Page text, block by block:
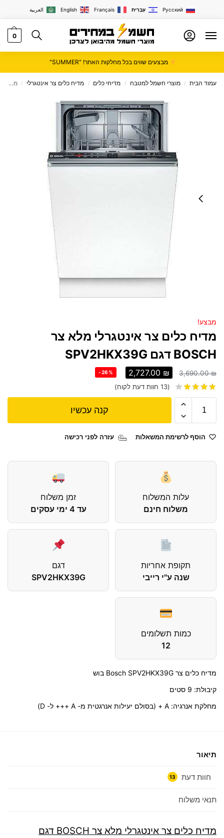
العربية English Français עִבְרִית Русский
0
מבצעים שווים בכל מחלקות האתר! "SUMMER"
עמוד הבית / מוצרי חשמל למטבח / מדיחי כלים / מדיח כלים צר אינטגרלי / מדיח כלים ‏צר אינטגרלי מלא צר BOSCH דגם SPV2HKX39G
מבצע!
מדיח כלים ‏צר אינטגרלי מלא צר
BOSCH דגם SPV2HKX39G
3,690.00₪
2,727.00 ₪
-26%
(
13 חוות דעת לקוח)
קנה עכשיו
הוסף לרשימת המשאלות עזרה לפני רכישה
עלות המשלוח
משלוח חינם
זמן משלוח
עד 4 ימי עסקים
תקופת אחריות
שנה ע"י רייבי
דגם
SPV2HKX39G
כמות תשלומים
12
מדיח כלים ‏צר Bosch SPV2HKX39G בוש
קיבולת: 9 סטים
מחלקת אנרגיה: A + (בסולם יעילות אנרגטית מ- A +++ ל- D)
תיאור
חוות דעת 13
תנאי משלוח
מדיח כלים ‏צר אינטגרלי מלא צר BOSCH דגם